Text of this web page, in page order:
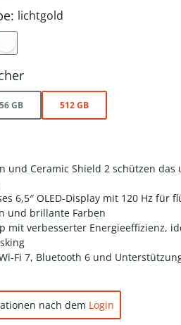
lichtgold
GB 512 GB
und Ceramic Shield 2 schützen das
6,5″ OLED-Display mit 120 Hz für
und brillante Farben
mit verbesserter Energieeffizienz,
Fi 7, Bluetooth 6 und
nach dem Login